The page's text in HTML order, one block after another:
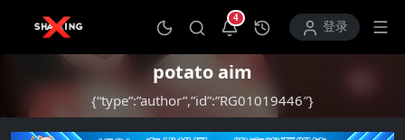
4
打开通知中心登录
potato aim
{“type”:”author”,”id”:”RG01019446″}